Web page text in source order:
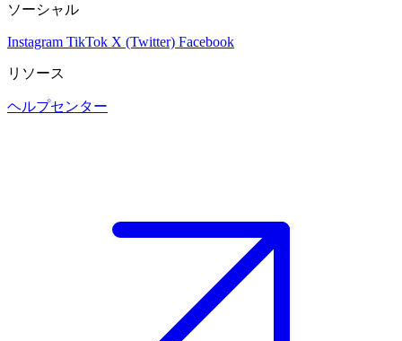
ソーシャル
Instagram TikTok X (Twitter) Facebook
リソース
ヘルプセンター